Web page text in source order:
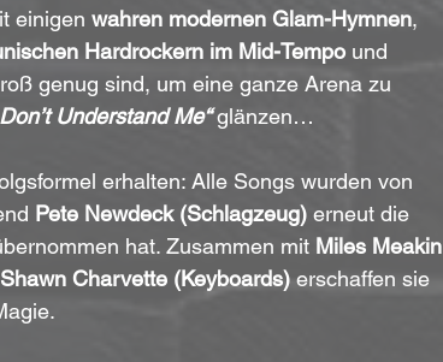
einigen wahren modernen Glam-Hymnen,
Hardrockern im Mid-Tempo und
genug sind, um eine ganze Arena zu
Understand Me“ glänzen…
erhalten: Alle Songs wurden von
Pete Newdeck (Schlagzeug) erneut die
hat. Zusammen mit Miles Meakin
Shawn Charvette (Keyboards) erschaffen sie